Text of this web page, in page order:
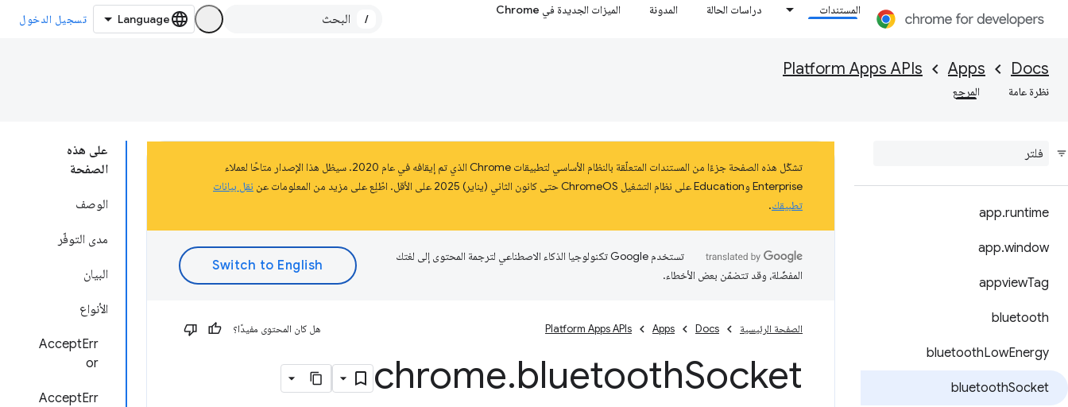
المستندات دراسات الحالة المدونة الميزات الجديدة في Chrome
/ تسجيل الدخول
Docs
Apps
Platform Apps APIs
نظرة عامة المرجع
app.runtime
app.window
appviewTag
bluetooth
bluetoothLowEnergy
bluetoothSocket
على هذه
الصفحة
الوصف
مدى التوفّر
البيان
الأنواع
AcceptErr
or
AcceptErr
تشكّل هذه الصفحة جزءًا من المستندات المتعلّقة بالنظام الأساسي لتطبيقات Chrome الذي تم إيقافه في عام 2020. سيظل هذا الإصدار متاحًا لعملاء
Enterprise وEducation على نظام التشغيل ChromeOS حتى كانون الثاني (يناير) 2025 على الأقل. اطّلِع على مزيد من المعلومات عن
نقل بيانات
تطبيقك.
تستخدم Google تكنولوجيا الذكاء الاصطناعي لترجمة المحتوى إلى لغتك
المفضّلة، وقد تتضمّن بعض الأخطاء.
الصفحة الرئيسية Docs
Apps
Platform Apps APIs هل كان المحتوى مفيدًا؟
chrome.bluetoothSocket